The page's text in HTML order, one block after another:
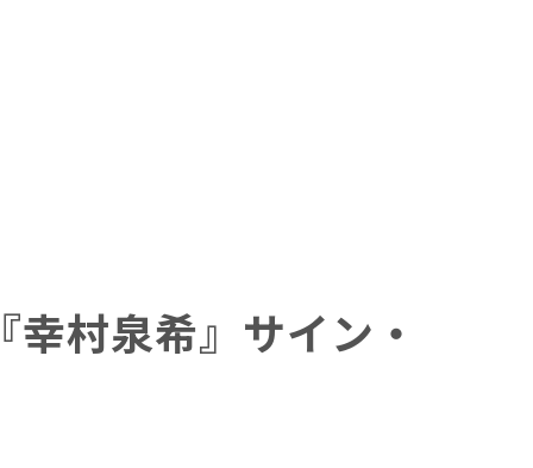
村泉希』サイン・